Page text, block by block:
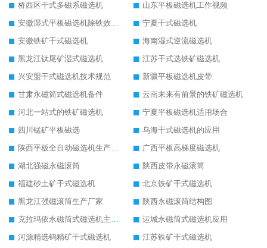
桥西区干式多磁系磁选机
山东平板磁选机工作视频
安徽湿式平板磁选机除铁效果怎么样
宁夏干式磁选机
安徽铁矿干式磁选机
海南湿式逆流磁选机
黑龙江钛尾矿湿式磁选机
江苏干式选铁矿磁选机
兴安盟干式磁选机技术规范
新疆平板磁选机皮带
甘肃永磁筒式磁选机备件
云南未来有前景的铁矿磁选机
河北一站式的铁矿磁选机
宁夏平板磁选机适用场合
四川锰矿平板磁选
乌海干式磁选机的应用
陕西平板全自动磁选机生产厂家
广西平板高梯度磁选机
湖北强磁永磁滚筒
陕西皮带永磁滚筒
福建砂土矿干式磁选机
北京铁矿干式磁选机
黑龙江强磁滚筒生产厂家
陕西永磁滚筒结构图
克拉玛依永磁筒式磁选机主要技术参数
运城永磁筒式磁选机应用
河源精选钨精矿干式磁选机
江苏铁矿干式磁选机